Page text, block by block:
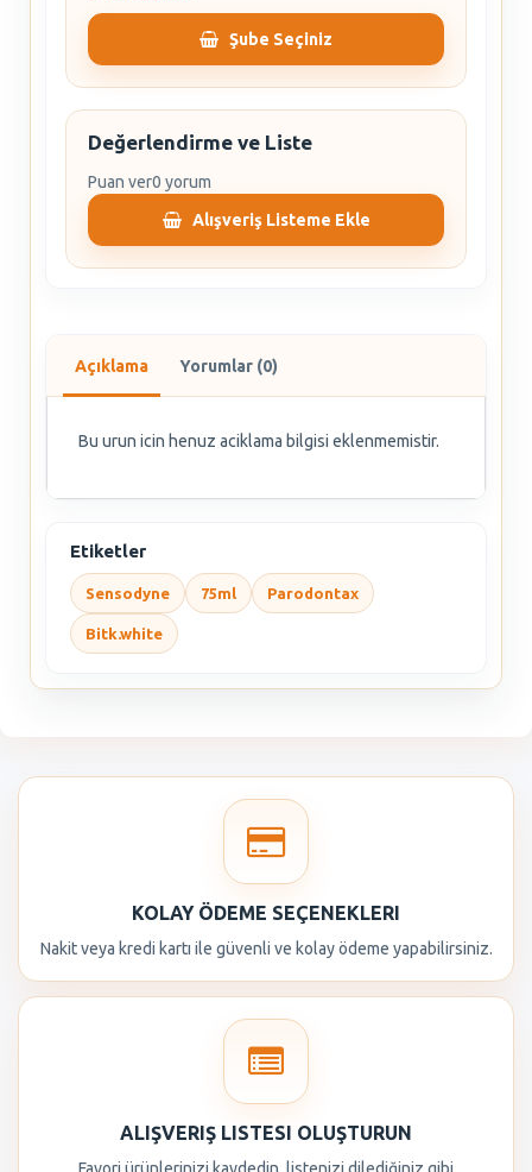
Şube Seçiniz
Değerlendirme ve Liste
Puan ver0 yorum
Alışveriş Listeme Ekle
Açıklama Yorumlar (0)
Bu urun icin henuz aciklama bilgisi eklenmemistir.
Etiketler
Sensodyne 75ml Parodontax
Bitk.white
KOLAY ÖDEME SEÇENEKLERI
Nakit veya kredi kartı ile güvenli ve kolay ödeme yapabilirsiniz.
ALIŞVERIŞ LISTESI OLUŞTURUN